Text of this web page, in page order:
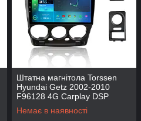
Штатна магнітола Torssen
Hyundai Getz 2002-2010
F96128 4G Carplay DSP
Немає в наявності